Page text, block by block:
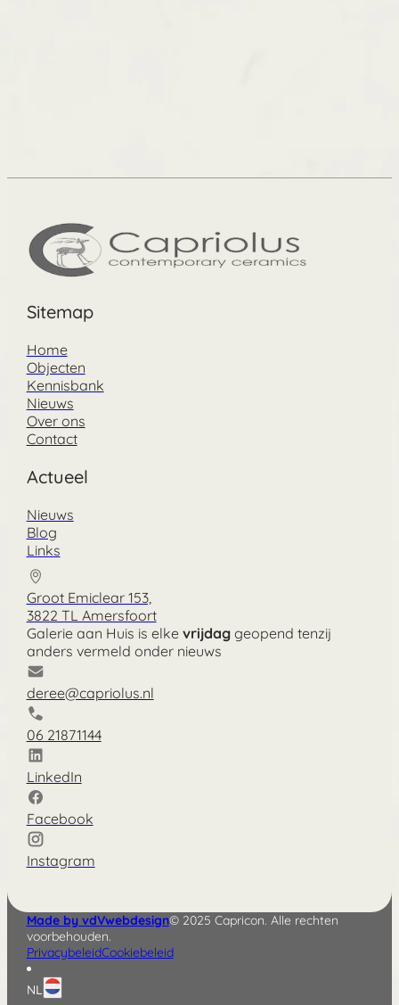
Sitemap
Home
Objecten
Kennisbank
Nieuws
Over ons
Contact
Actueel
Nieuws
Blog
Links
Groot Emiclear 153,
3822 TL Amersfoort
Galerie aan Huis is elke vrijdaggeopend tenzij
anders vermeld onder nieuws
deree@capriolus.nl
06 21871144
LinkedIn
Facebook
Instagram
Made by vdVwebdesign© 2025 Capricon. Alle rechten
voorbehouden.
PrivacybeleidCookiebeleid
NL